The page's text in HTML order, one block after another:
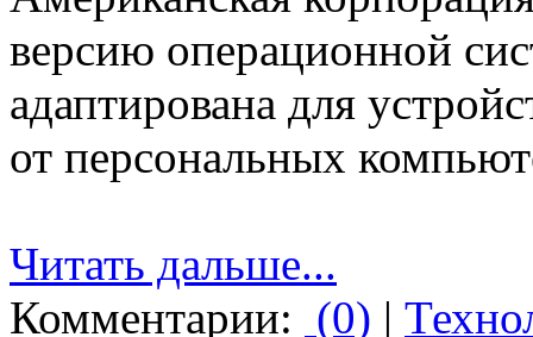
версию операционной
адаптирована для
от персональных
Читать дальше...
Комментарии: (0) |